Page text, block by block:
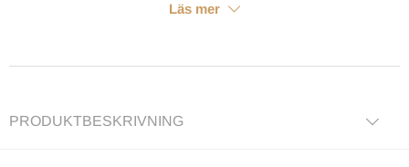
Läs mer
PRODUKTBESKRIVNING